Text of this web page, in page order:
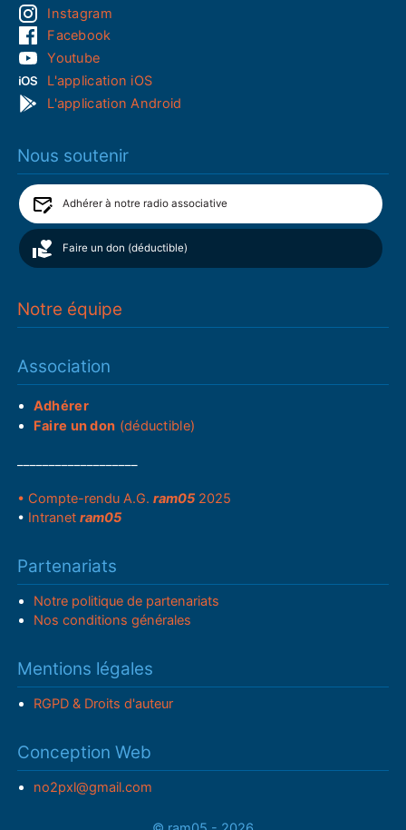
Instagram
Facebook
Youtube
L'application iOS
L'application Android
Nous soutenir
Adhérer à notre radio associative
Faire un don (déductible)
Notre équipe
Association
Adhérer
Faire un don (déductible)
• Compte-rendu A.G.ram05 2025
• Intranetram05
Partenariats
Notre politique de partenariats
Nos conditions générales
Mentions légales
RGPD & Droits d'auteur
Conception Web
no2pxl@gmail.com